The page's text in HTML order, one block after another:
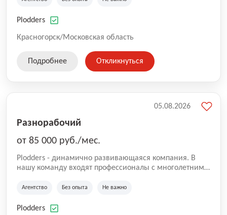
оказываемых услуг.
Plodders
Красногорск/Московская область
Подробнее Откликнуться
Разнорабочий
от 85 000 руб./мес.
Plodders - динамично развивающаяся компания. В
нашу команду входят профессионалы с многолетним
на рынке аутсорсинга, а накопленный опыт позволяют
оказываемых услуг.
Агентство Без опыта Не важно
Plodders
05.08.2026